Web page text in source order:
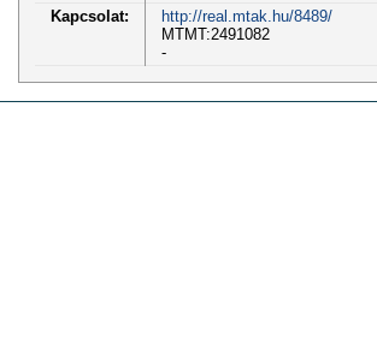
Kapcsolat:
http://real.mtak.hu/8489/
MTMT:2491082
-